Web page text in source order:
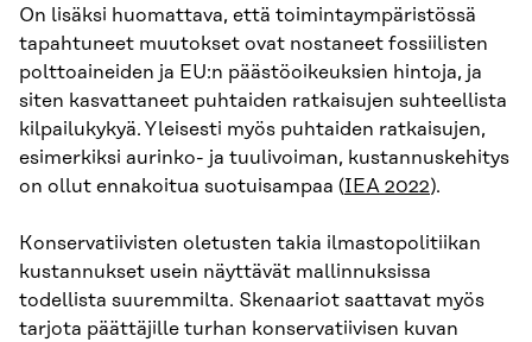
On lisäksi huomattava, että toimintaympäristössä
tapahtuneet muutokset ovat nostaneet fossiilisten
polttoaineiden ja EU:n päästöoikeuksien hintoja, ja
siten kasvattaneet puhtaiden ratkaisujen suhteellista
kilpailukykyä. Yleisesti myös puhtaiden ratkaisujen,
esimerkiksi aurinko- ja tuulivoiman, kustannuskehitys
on ollut ennakoitua suotuisampaa (IEA 2022).
Konservatiivisten oletusten takia ilmastopolitiikan
kustannukset usein näyttävät mallinnuksissa
todellista suuremmilta. Skenaariot saattavat myös
tarjota päättäjille turhan konservatiivisen kuvan